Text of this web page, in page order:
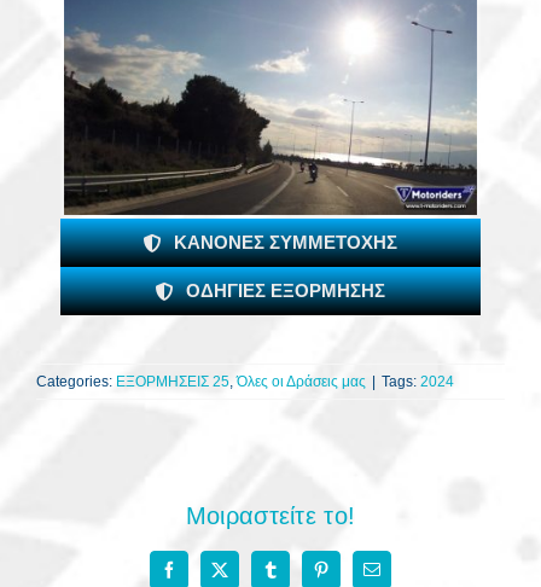
ΚΑΝΟΝΕΣ ΣΥΜΜΕΤΟΧΗΣ
ΟΔΗΓΙΕΣ ΕΞΟΡΜΗΣΗΣ
Categories: ΕΞΟΡΜΗΣΕΙΣ 25,Όλες οι Δράσεις μας Tags: 2024
Μοιραστείτε το!
Facebook
X TumblrPinterestEmail